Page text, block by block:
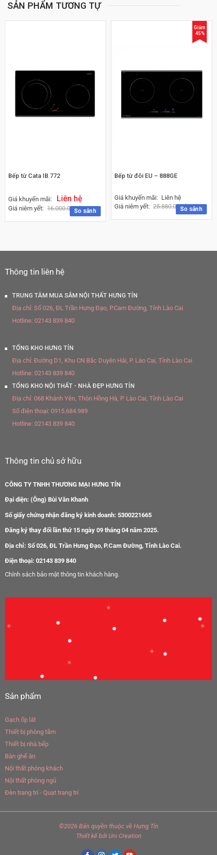
SẢN PHẨM TƯƠNG TỰ
So sánh
Bếp từ Cata IB 772
Giá khuyến mãi: Liên hệ
Giá niêm yết: 16.000.000₫ So sánh
Giảm
45%
Bếp từ đôi EU – 888GE
Giá khuyến mãi: Liên hệ
Giá niêm yết: 25.880.000₫
Thông tin liên hệ
TRUNG TÂM MUA SẮM NỘI THẤT HƯNG TÍN
Địa chỉ: Số 026, ĐL Trần Hưng Đạo, P.Cam Đường, Tỉnh Lào Cai
Hotline: 02143 839 840
TỔNG KHO HƯNG TÍN
Địa chỉ: Đường D1, Khu CN Bắc Duyên Hải, P. Lào Cai, Tỉnh Lào Cai
Hotline: 02143 839 840
TỔNG KHO NỘI THẤT - NHÀ ĐẸP HƯNG TÍN
Địa chỉ: 068 Khánh Yên, Thôn Hồng Hà, P. Lào Cai, Tỉnh Lào Cai
Số điện thoại: 0915.684.989
Hotline: 02143 839 840
Thông tin chủ sở hữu
CÔNG TY TNHH THƯƠNG MẠI HƯNG TÍN
Đại diện: (Ông) Bùi Văn Khanh
Số giấy chứng nhận đăng ký kinh doanh: 5300221665
Đăng ký thay đổi lần thứ 15 ngày 09 tháng 04 năm 2025.
Địa chỉ: Số 026, ĐL Trần Hưng Đạo, P.Cam Đường, Tỉnh Lào Cai.
Điện thoại: 02143 839 840
Chính sách bảo mật thông tin khách hàng.
Sản phẩm
Gạch ốp lát
Thiết bị phòng tắm
Thiết bị nhà bếp
Bàn ghế ăn
Nội thất phòng khách
Nội thất phòng ngủ
Đèn trang trí - Quạt trang trí
©2026 Bản quyền thuộc về Hưng Tín
Thiết kếbởi Uni Creation